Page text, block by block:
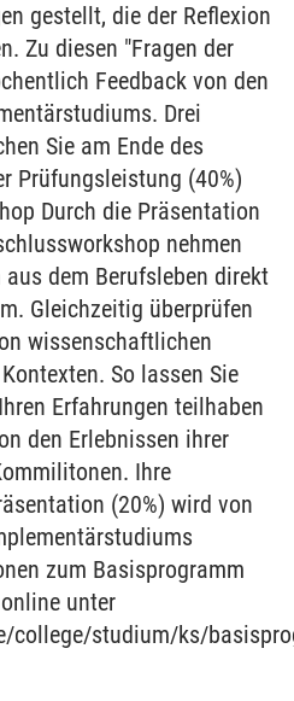
gestellt, die der Reflexion
Zu diesen "Fragen der
Feedback von den
Drei
Sie am Ende des
Prüfungsleistung (40%)
Durch die Präsentation
nehmen
dem Berufsleben direkt
Gleichzeitig überprüfen
wissenschaftlichen
So lassen Sie
Erfahrungen teilhaben
den Erlebnissen ihrer
Ihre
(20%) wird von
zum Basisprogramm
unter
college/studium/ks/